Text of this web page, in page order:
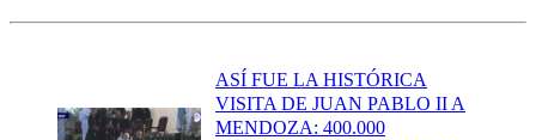
ASÍ FUE LA HISTÓRICA
VISITA DE JUAN PABLO II A
MENDOZA: 400.000